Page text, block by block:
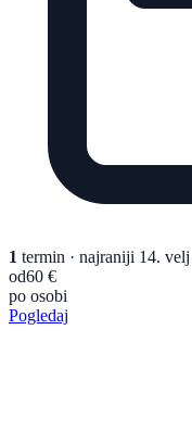
1 termin · najraniji 14.
od60 €
po osobi
Pogledaj